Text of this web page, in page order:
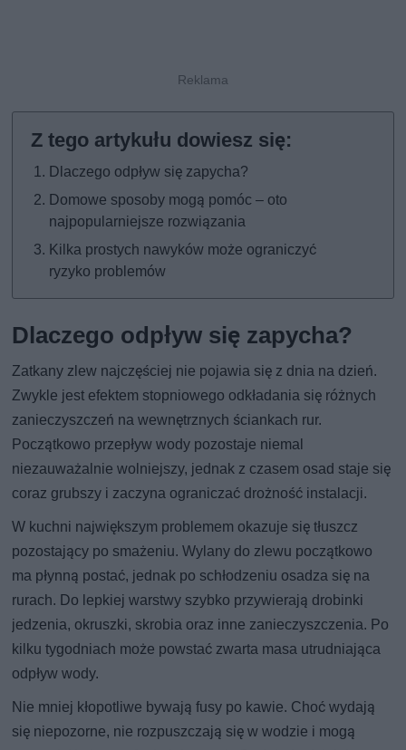
Dlaczego odpływ się zapycha?
Domowe sposoby mogą pomóc – oto
najpopularniejsze rozwiązania
Kilka prostych nawyków może ograniczyć
ryzyko problemów
Dlaczego odpływ się zapycha?
Zatkany zlew najczęściej nie pojawia się z dnia na dzień.
Zwykle jest efektem stopniowego odkładania się różnych
zanieczyszczeń na wewnętrznych ściankach rur.
Początkowo przepływ wody pozostaje niemal
niezauważalnie wolniejszy, jednak z czasem osad staje się
coraz grubszy i zaczyna ograniczać drożność instalacji.
W kuchni największym problemem okazuje się tłuszcz
pozostający po smażeniu. Wylany do zlewu początkowo
ma płynną postać, jednak po schłodzeniu osadza się na
rurach. Do lepkiej warstwy szybko przywierają drobinki
jedzenia, okruszki, skrobia oraz inne zanieczyszczenia. Po
kilku tygodniach może powstać zwarta masa utrudniająca
odpływ wody.
Nie mniej kłopotliwe bywają fusy po kawie. Choć wydają
się niepozorne, nie rozpuszczają się w wodzie i mogą